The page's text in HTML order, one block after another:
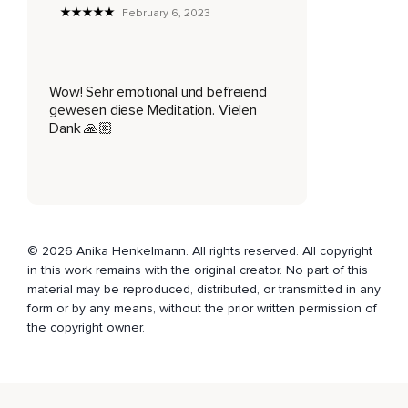
Ist jemand bei dir?
Was hat die Person gesagt oder getan,
Womit sie dich verletzt hat?
ein und aus.
Tauche tief ein und alles,
Was du gerade spürst,
February 6, 2023
Wow! Sehr emotional und befreiend
gewesen diese Meditation. Vielen
Dank 🙏🏼
© 2026 Anika Henkelmann. All rights reserved. All copyright
in this work remains with the original creator. No part of this
material may be reproduced, distributed, or transmitted in any
form or by any means, without the prior written permission of
the copyright owner.